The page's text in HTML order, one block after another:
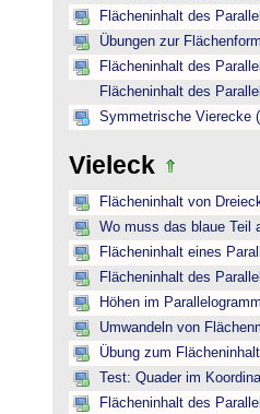
Flächeninhalt des
Übungen zur
Flächeninhalt des
Flächeninhalt des
Symmetrische Vierecke
Vieleck
Flächeninhalt von
Wo muss das blaue Teil
Flächeninhalt eines
Flächeninhalt des
Höhen im
Umwandeln von
Übung zum
Test: Quader im
Flächeninhalt des